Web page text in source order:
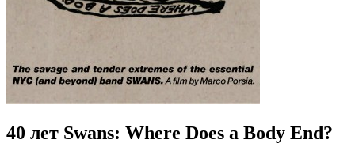
40 лет Swans: Where Does a Body End?